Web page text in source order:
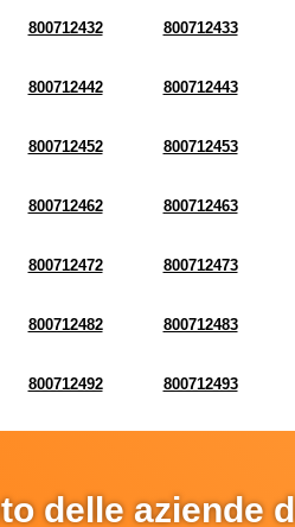
800712432 800712433
800712442 800712443
800712452 800712453
800712462 800712463
800712472 800712473
800712482 800712483
800712492 800712493
delle aziende